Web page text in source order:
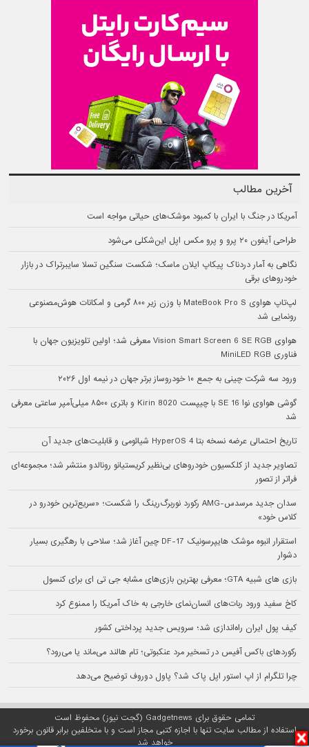
آخرین مطالب
آمریکا در جنگ با ایران با کمبود موشک‌های حیاتی مواجه است
طراحی آیفون ۲۰ پرو و پرو مکس اپل این‌شکلی می‌شود
نگاهی به آمار دردناک پیکاپ ایلان ماسک؛ شکست سنگین تسلا سایبرتراک در بازار
خودروهای برقی
لپ‌تاپ هواوی MateBook Pro S با وزن زیر ۸۰۰ گرمی و امکانات هوش‌مصنوعی
رونمایی شد
هواوی Vision Smart Screen 6 SE RGB معرفی شد؛ اولین تلویزیون جهان با
فناوری MiniLED RGB
ورود سه شرکت چینی به جمع ۱۰ خودروساز برتر جهان در نیمه اول ۲۰۲۶
گوشی هواوی نوا 16 SE با چیپست Kirin 8020 و باتری ۸۵۰۰ میلی‌آمپر ساعتی معرفی
شد
تاریخ احتمالی عرضه نسخه بتا HyperOS 4 شیائومی و قابلیت‌های جدید آن
تصاویر جدید از کلکسیون خودروهای بی‌نظیر کریستیانو رونالدو منتشر شد؛ مجموعه‌ای
فراتر از تصور
سدان جدید مرسدس-AMG رکورد نوربرگ‌رینگ را شکست؛ «سریع‌ترین خودرو در
کلاس خود»
استقرار انبوه موشک هایپرسونیک DF-17 چین آغاز شد؛ سلاحی با رهگیری بسیار
دشوار
بازی های شبیه GTA؛ معرفی بهترین بازی‌های مشابه جی تی ای برای کنسول
کاخ سفید ورود ربات‌های انسان‌نمای خارجی به خاک آمریکا را ممنوع کرد
کیف پول ایران راه‌اندازی شد؛ سرویس جدید پرداختی کشور
رکوردهای باکس آفیس در تسخیر مرد عنکبوتی؛ تام هالند می‌ماند یا می‌رود؟
چرا تلگرام از اپ استور اپل پاک شد؟ پاول دوروف توضیح می‌دهد
تمامی حقوق برای Gadgetnews (گجت نیوز) محفوظ است
استفاده از مطالب سایت تنها با اجازه کتبی مجاز است و با متخلفین برابر قانون برخورد
خواهد شد